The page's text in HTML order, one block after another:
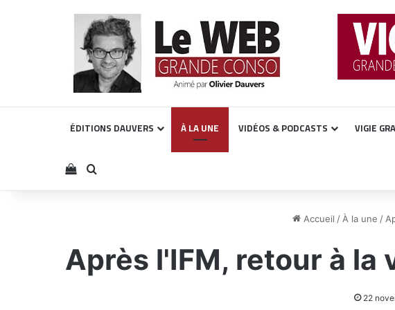
ÉDITIONS DAUVERS À LA UNE VIDÉOS & PODCASTS VIGIE
Voir votre panier
Rechercher
Accueil / À la une /
Après l'IFM, retour à la
22